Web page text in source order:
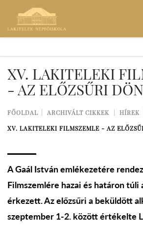
XV. LAKITELEKI
- AZ ELŐZSŰRI
FŐOLDAL ARCHIVÁLT CIKKEK
HÍREK
XV. LAKITELEKI FILMSZEMLE - AZ
A Gaál István emlékezetére
Filmszemlére hazai és határon
érkezett. Az előzsűri a beküldött
szeptember 1-2. között értékelte